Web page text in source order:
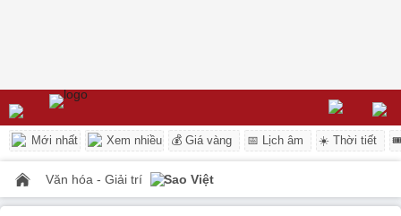
Mới nhất Xem nhiều 💰 Giá vàng 📅 Lịch âm ☀️ Thời tiết
Văn hóa - Giải trí Sao Việt